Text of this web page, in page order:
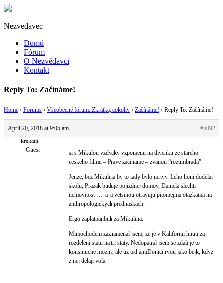
Nezvedavec
Domů
Fórum
O Nezvědavci
Kontakt
Reply To: Začínáme!
Home › Forums › Všeobecné fórum. Zkrátka, cokoliv › Začínáme! › Reply To: Začínáme!
April 20, 2018 at 9:05 am
#5092
krakatit
Guest
si s Mikulou vzdycky vzpomenu na divenku ze stareho
ceskeho filmu – Prave zaciname – zvanou “rozumbrada”.
Jenze, bez Mikulina by to tady bylo mrtvy. Leho honi dodelat
skolu, Prazak buduje pojizdnej domov, Daniela slechti
nemovitost …. a ja vetsinou otravuju pitomejma otazkama na
anthropologickych prednaskach.
Ergo zaplatpanbuh za Mikulina.
Mimochodem zaznamenal jsem, ze je v Kalifornii hnuti za
rozdeleni statu na tri staty. Nedopatral jsem se zdali je to
konstitucne mozny, ale uz ted antiDonici rvou jako bejk, kdyz
z nej delaji vola.